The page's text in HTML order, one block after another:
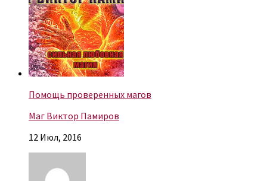
Помощь проверенных магов
Маг Виктор Памиров
12 Июл, 2016